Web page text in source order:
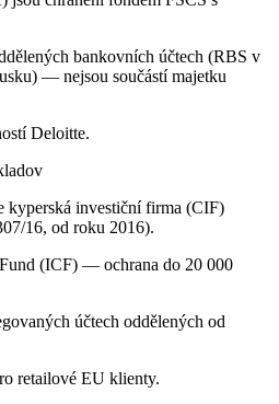
bankovních účtech (RBS v
— nejsou součástí majetku
Deloitte.
kyperská investiční firma (CIF)
16, od roku 2016).
(ICF) — ochrana do 20 000
účtech oddělených od
retailové EU klienty.